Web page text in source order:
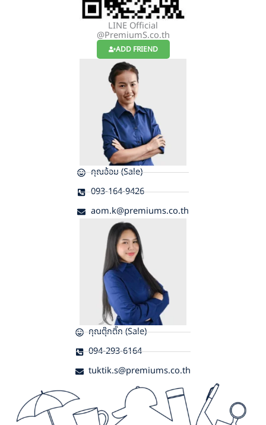
LINE Official
@PremiumS.co.th
ADD FRIEND
คุณอ้อม (Sale)
093-164-9426
aom.k@premiums.co.th
คุณตุ๊กติ๊ก (Sale)
094-293-6164
tuktik.s@premiums.co.th